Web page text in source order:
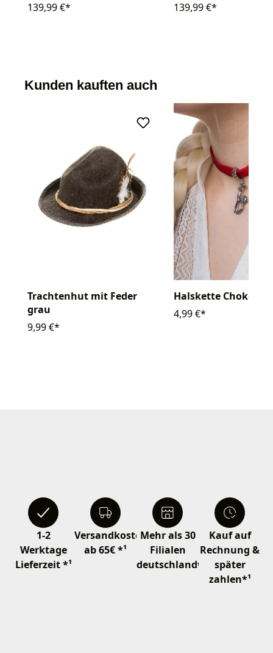
139,99 €*
139,99 €*
Kunden kauften auch
Trachtenhut mit Feder
grau
9,99 €*
Halskette Choker
4,99 €*
1-2
Werktage
Lieferzeit *¹
Versandkostenfrei
ab 65€ *¹
Mehr als 30
Filialen
deutschlandweit
Kauf auf
Rechnung &
später
zahlen*¹